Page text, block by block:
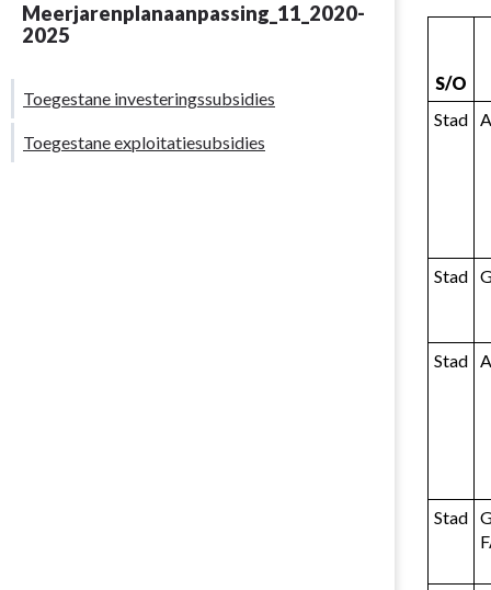
Meerjarenplanaanpassing_11_2020-
2025
Toegestane investeringssubsidies
Toegestane exploitatiesubsidies
navigatie
Toegestane
S/O
Stad
Stad
Stad
Stad